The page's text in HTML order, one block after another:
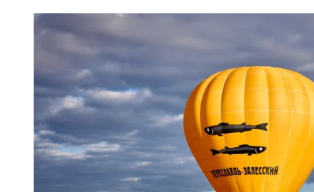
11.02.2025